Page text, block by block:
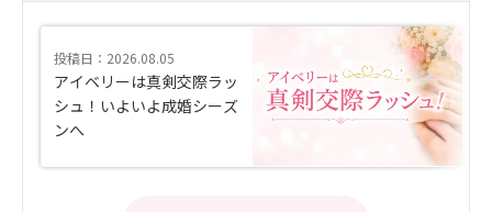
投稿日：2026.08.05
アイベリーは真剣交際ラッ
シュ！いよいよ成婚シーズ
ンへ